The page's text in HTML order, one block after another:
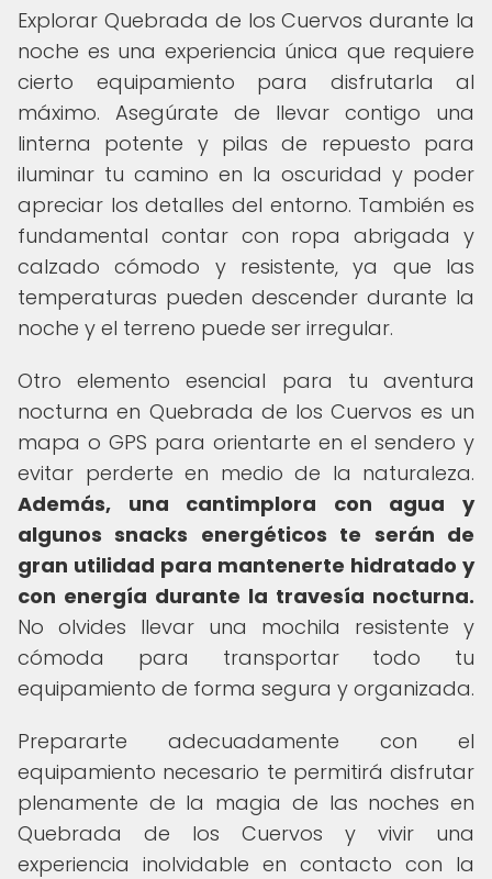
Explorar Quebrada de los Cuervos durante la
noche es una experiencia única que requiere
cierto equipamiento para disfrutarla al
máximo. Asegúrate de llevar contigo una
linterna potente y pilas de repuesto para
iluminar tu camino en la oscuridad y poder
apreciar los detalles del entorno. También es
fundamental contar con ropa abrigada y
calzado cómodo y resistente, ya que las
temperaturas pueden descender durante la
noche y el terreno puede ser irregular.
Otro elemento esencial para tu aventura
nocturna en Quebrada de los Cuervos es un
mapa o GPS para orientarte en el sendero y
evitar perderte en medio de la naturaleza.
Además, una cantimplora con agua y
algunos snacks energéticos te serán de
gran utilidad para mantenerte hidratado y
con energía durante la travesía nocturna.
No olvides llevar una mochila resistente y
cómoda para transportar todo tu
equipamiento de forma segura y organizada.
Prepararte adecuadamente con el
equipamiento necesario te permitirá disfrutar
plenamente de la magia de las noches en
Quebrada de los Cuervos y vivir una
experiencia inolvidable en contacto con la